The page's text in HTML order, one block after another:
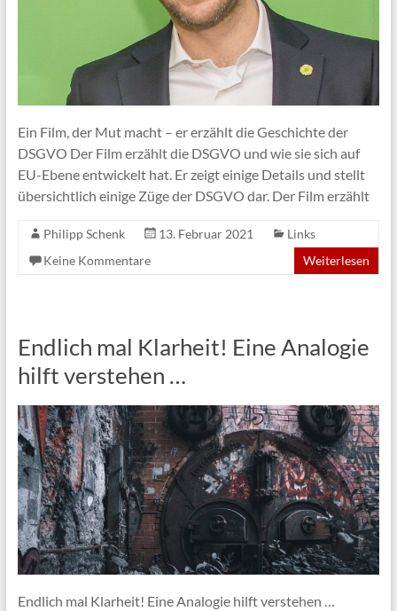
Ein Film, der Mut macht – er erzählt die Geschichte der
DSGVO Der Film erzählt die DSGVO und wie sie sich auf
EU-Ebene entwickelt hat. Er zeigt einige Details und stellt
übersichtlich einige Züge der DSGVO dar. Der Film erzählt
Philipp Schenk 13. Februar 2021
Links
Keine Kommentare
Weiterlesen
Endlich mal Klarheit! Eine Analogie
hilft verstehen …
Endlich mal Klarheit! Eine Analogie hilft verstehen …